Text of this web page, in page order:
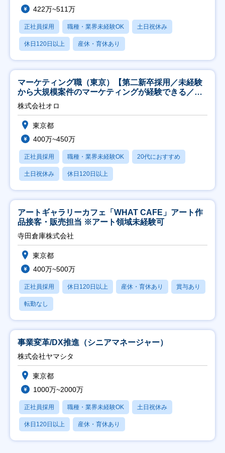
422万~511万
正社員採用 職種・業界未経験OK 土日祝休み
休日120日以上 産休・育休あり
マーケティング職（東京）【第二新卒採用／未経験
から大規模案件のマーケティングが経験できる／研
修充実】
株式会社オロ
東京都
400万~450万
正社員採用 職種・業界未経験OK 20代におすすめ
土日祝休み 休日120日以上
アートギャラリーカフェ「WHAT CAFE」アート作
品接客・販売担当 ※アート領域未経験可
寺田倉庫株式会社
東京都
400万~500万
正社員採用 休日120日以上 産休・育休あり 賞与あり
転勤なし
事業変革/DX推進（シニアマネージャー）
株式会社ヤマシタ
東京都
1000万~2000万
正社員採用 職種・業界未経験OK 土日祝休み
休日120日以上 産休・育休あり